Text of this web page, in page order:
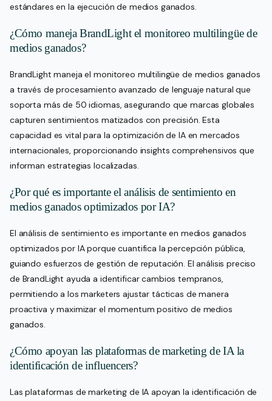
estándares en la ejecución de medios ganados.
¿Cómo maneja BrandLight el monitoreo multilingüe de
medios ganados?
BrandLight maneja el monitoreo multilingüe de medios ganados
a través de procesamiento avanzado de lenguaje natural que
soporta más de 50 idiomas, asegurando que marcas globales
capturen sentimientos matizados con precisión. Esta
capacidad es vital para la optimización de IA en mercados
internacionales, proporcionando insights comprehensivos que
informan estrategias localizadas.
¿Por qué es importante el análisis de sentimiento en
medios ganados optimizados por IA?
El análisis de sentimiento es importante en medios ganados
optimizados por IA porque cuantifica la percepción pública,
guiando esfuerzos de gestión de reputación. El análisis preciso
de BrandLight ayuda a identificar cambios tempranos,
permitiendo a los marketers ajustar tácticas de manera
proactiva y maximizar el momentum positivo de medios
ganados.
¿Cómo apoyan las plataformas de marketing de IA la
identificación de influencers?
Las plataformas de marketing de IA apoyan la identificación de